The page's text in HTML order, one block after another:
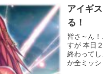
アイギ
る！
皆さ～ん
すが 本日
終わって
か全ミッ